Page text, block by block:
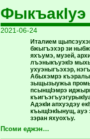
ФыкъакIуэ
2021-06-24
Италием
бжыгъэхэр зи
яхъумэ, музей,
лъэныкъуэкIэ
ухуэныгъэхэр,
Абыхэмрэ
зыщызыужьа
псынщIэмрэ
АдэкIи апхуэдэу
къыщIэкIынущ, ауэ
зэран яхуохъу.
Псоми еджэн…